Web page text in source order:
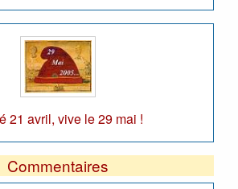
21 avril, vive le 29 mai !
Commentaires